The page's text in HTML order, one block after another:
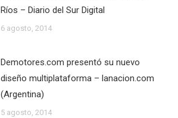
Ríos – Diario del Sur Digital
6 agosto, 2014
Demotores.com presentó su nuevo
diseño multiplataforma – lanacion.com
(Argentina)
5 agosto, 2014